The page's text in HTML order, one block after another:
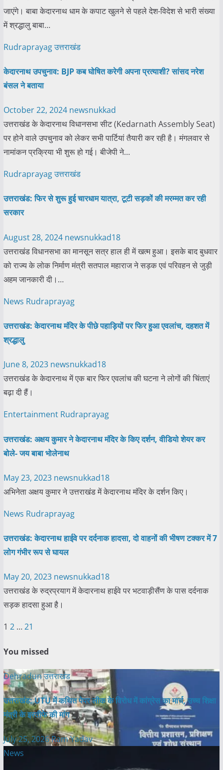
जाएंगे। बाबा केदारनाथ धाम के कपाट खुलने से पहले देश-विदेश से भारी संख्या
में श्रद्धालु बाबा…
Rudraprayagउत्तराखंड
केदारनाथ उपचुनाव: BJP कब घोषित करेगी अपना प्रत्याशी? सांसद नरेश
बंसल ने बताया
October 22, 2024 newsnukkad
उत्तराखंड के केदारनाथ विधानसभा सीट (Kedarnath Assembly Seat)
पर होने वाले उपचुनाव को लेकर सभी पार्टियां तैयारी कर रही है। मंगलवार से
नामांकन प्रक्रिया भी शुरू हो गई। बीजेपी ने…
Rudraprayagउत्तराखंड
उत्तराखंड: फिर से शुरू हुई चारधाम यात्रा, टूटी सड़कों की मरम्मत कर रही
सरकार
August 28, 2024 newsnukkad18
उत्तराखंड विधानसभा का मानसून सत्र हाल ही में खत्म हुआ। इसके बाद बुधवार
को राज्य के लोक निर्माण मंत्री सतपाल महाराज ने सड़क एवं परिवहन से जुड़ी
अहम जानकारी दी।…
News Rudraprayag
उत्तराखंड: केदारनाथ मंदिर के पीछे पहाड़ियों पर फिर हुआ एवलांच, दहशत में
श्रद्धालु
June 8, 2023 newsnukkad18
उत्तराखंड के केदारनाथ में एक बार फिर एवलांच की घटना ने लोगों की चिंताएं
बढ़ा दी हैं।
Entertainment Rudraprayag
उत्तराखंड: अक्षय कुमार ने केदारनाथ मंदिर के किए दर्शन, वीडियो शेयर कर
बोले- जय बाबा भोलेनाथ
May 23, 2023 newsnukkad18
अभिनेता अक्षय कुमार ने उत्तराखंड में केदारनाथ मंदिर के दर्शन किए।
News Rudraprayag
उत्तराखंड: केदारनाथ हाईवे पर दर्दनाक हादसा, दो वाहनों की भीषण टक्कर में 7
लोग गंभीर रूप से घायल
May 20, 2023 newsnukkad18
उत्तराखंड के रुद्रप्रयाग में केदारनाथ हाईवे पर भटवाड़ीसैंण के पास दर्दनाक
सड़क हादसा हुआ है।
Posts
pagination
1 2 …21
You missed
Dehradunउत्तराखंड
उत्तराखंड: UTU में कथित पेपर लीक के विरोध में कांग्रेस का मार्च, उच्च शिक्षा
मंत्री के इस्तीफे की मांग
July 25, 2026Ram Yadav
News